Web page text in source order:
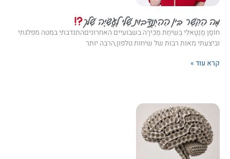
מָה הַקֶּשֶׁר בֵּין הַהִתְנַדְּבוּת שֶׁלִּי לָעֲשִׂיָּה שֶׁלּך
חוֹסֶן מֶנְטָאלִי בְּשִׂיחַת מְכִירָה בשבועיים האחרוניםהתנדבתי במטה מפלגתי
וביצעתי מאות רבות של שיחות טלפון,הרבה יותר
קרא עוד »